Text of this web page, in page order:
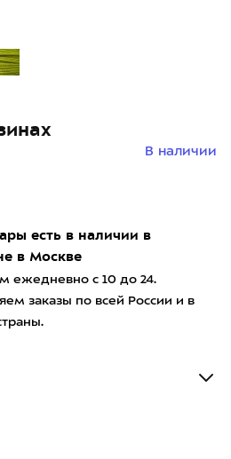
есть в наличии в
в Москве
ежедневно с 10 до 24.
заказы по всей России и в
В наличии